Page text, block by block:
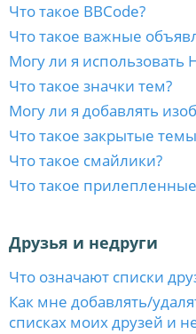
Что такое BBCode?
Что такое важные
Могу ли я использовать
Что такое значки тем?
Могу ли я добавлять
Что такое закрытые
Что такое смайлики?
Что такое
Друзья и недруги
Что означают списки
Как мне добавлять/
списках моих друзей и